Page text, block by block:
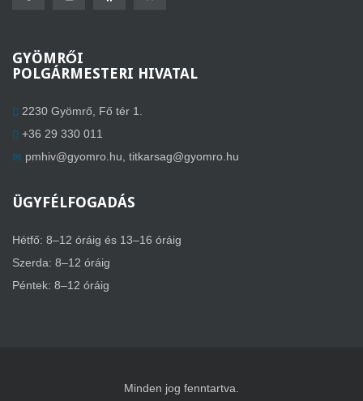
GYÖMRŐI
POLGÁRMESTERI HIVATAL
2230 Gyömrő, Fő tér 1.
+36 29 330 011
pmhiv@gyomro.hu titkarsag@gyomro.hu
ÜGYFÉLFOGADÁS
Hétfő: 8–12 óráig és 13–16 óráig
Szerda: 8–12 óráig
Péntek: 8–12 óráig
Minden jog fenntartva.